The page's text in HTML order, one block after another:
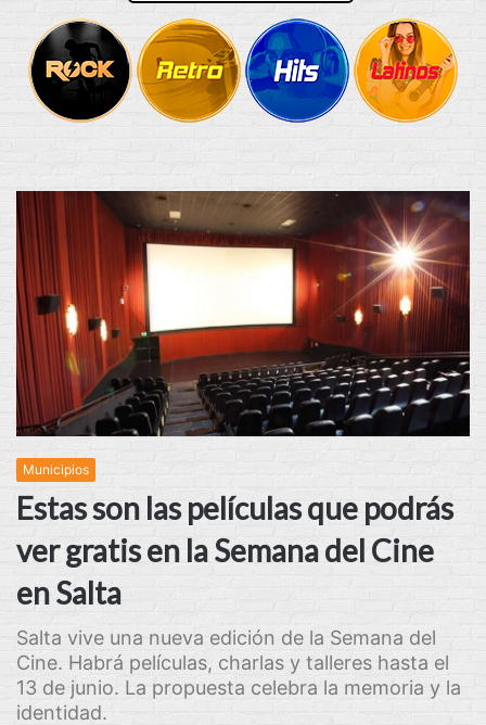
Municipios
Estas son las películas que podrás
ver gratis en la Semana del Cine
en Salta
Salta vive una nueva edición de la Semana del
Cine. Habrá películas, charlas y talleres hasta el
13 de junio. La propuesta celebra la memoria y la
identidad.